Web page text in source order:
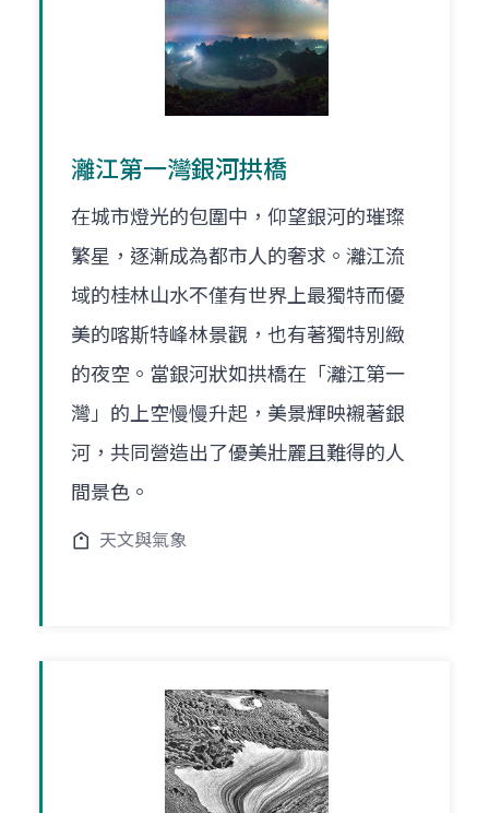
灕江第一灣銀河拱橋
在城市燈光的包圍中，仰望銀河的璀璨
繁星，逐漸成為都市人的奢求。灕江流
域的桂林山水不僅有世界上最獨特而優
美的喀斯特峰林景觀，也有著獨特別緻
的夜空。當銀河狀如拱橋在「灕江第一
灣」的上空慢慢升起，美景輝映襯著銀
河，共同營造出了優美壯麗且難得的人
間景色。
天文與氣象